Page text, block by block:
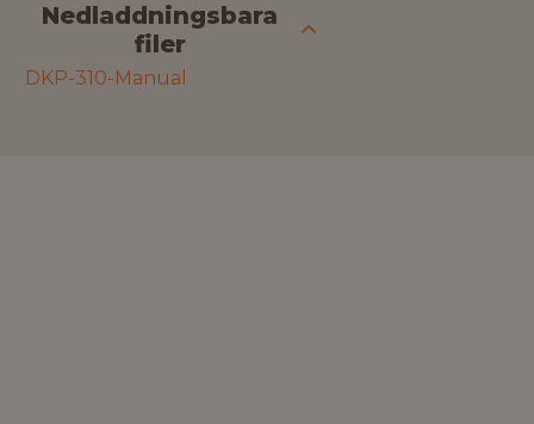
Nedladdningsbara
filer
DKP-310-Manual